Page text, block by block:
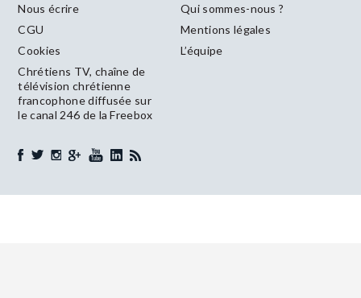
Nous écrire
Qui sommes-nous ?
CGU
Mentions légales
Cookies
L’équipe
Chrétiens TV, chaîne de
télévision chrétienne
francophone diffusée sur
le canal 246 de la Freebox